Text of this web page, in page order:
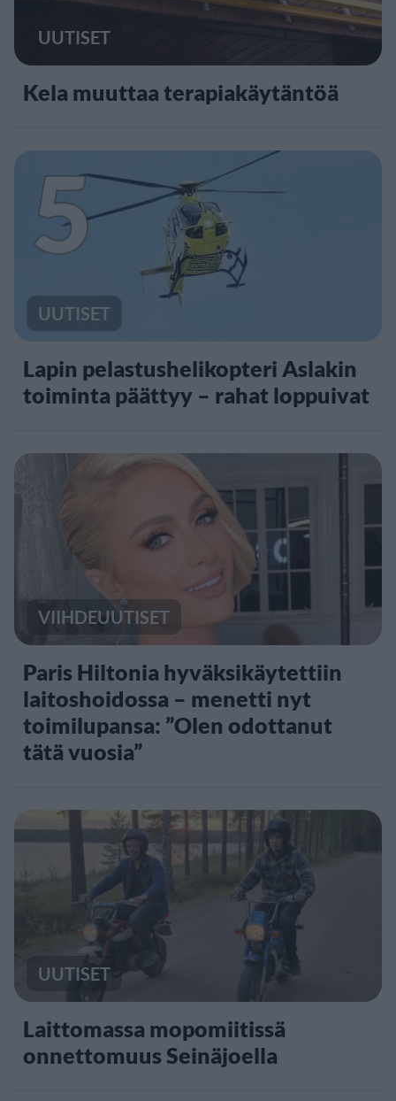
UUTISET
Kela muuttaa terapiakäytäntöä
5
UUTISET
Lapin pelastushelikopteri Aslakin
toiminta päättyy – rahat loppuivat
VIIHDEUUTISET
Paris Hiltonia hyväksikäytettiin
laitoshoidossa – menetti nyt
toimilupansa: ”Olen odottanut
tätä vuosia”
UUTISET
Laittomassa mopomiitissä
onnettomuus Seinäjoella